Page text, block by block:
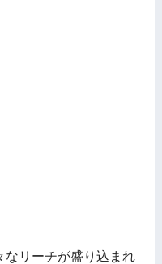
なリーチが盛り込まれ